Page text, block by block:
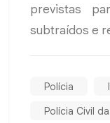
previstas
subtraídos e
Polícia
Polícia Civil